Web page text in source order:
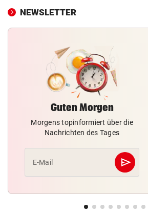
NEWSLETTER
Guten Morgen
Morgens topinformiert über die
Nachrichten des Tages
E-Mail send